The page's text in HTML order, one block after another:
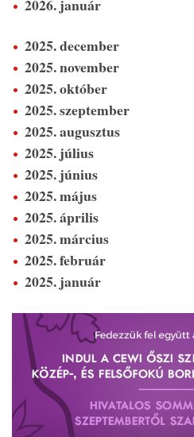
2026. január
2025. december
2025. november
2025. október
2025. szeptember
2025. augusztus
2025. július
2025. június
2025. május
2025. április
2025. március
2025. február
2025. január